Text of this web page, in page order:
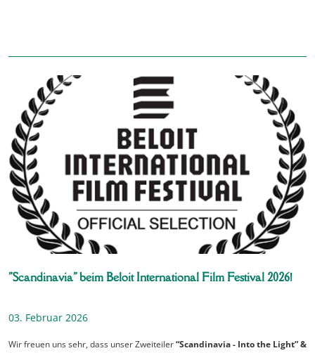
"Scandinavia" beim Beloit International Film Festival 2026!
03. Februar 2026
Wir freuen uns sehr, dass unser Zweiteiler“Scandinavia - Into the Light” &